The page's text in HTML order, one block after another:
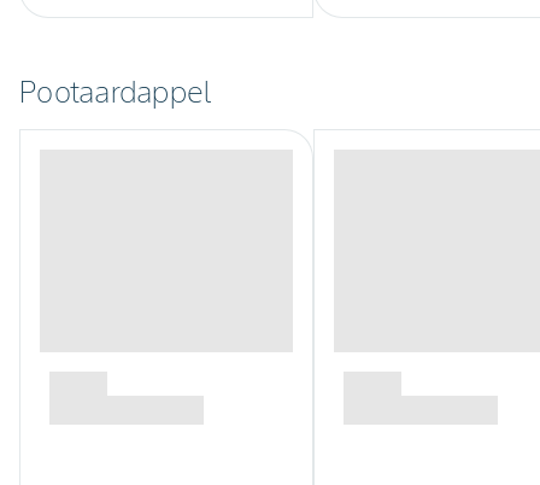
Pootaardappel